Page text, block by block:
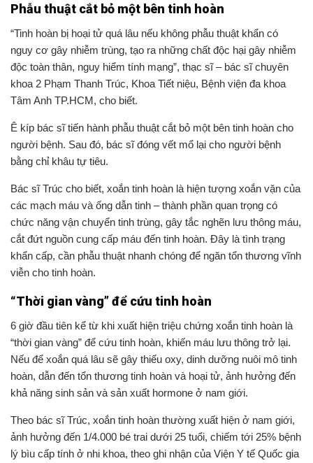
Phẫu thuật cắt bỏ một bên tinh hoàn
“Tinh hoàn bị hoại tử quá lâu nếu không phẫu thuật khẩn có
nguy cơ gây nhiễm trùng, tạo ra những chất độc hại gây nhiễm
độc toàn thân, nguy hiểm tính mạng”, thạc sĩ – bác sĩ chuyên
khoa 2 Phạm Thanh Trúc, Khoa Tiết niệu, Bệnh viện đa khoa
Tâm Anh TP.HCM, cho biết.
Ê kíp bác sĩ tiến hành phẫu thuật cắt bỏ một bên tinh hoàn cho
người bệnh. Sau đó, bác sĩ đóng vết mổ lại cho người bệnh
bằng chỉ khâu tự tiêu.
Bác sĩ Trúc cho biết, xoắn tinh hoàn là hiện tượng xoắn vặn của
các mạch máu và ống dẫn tinh – thành phần quan trọng có
chức năng vận chuyển tinh trùng, gây tắc nghẽn lưu thông máu,
cắt đứt nguồn cung cấp máu đến tinh hoàn. Đây là tình trạng
khẩn cấp, cần phẫu thuật nhanh chóng để ngăn tổn thương vĩnh
viễn cho tinh hoàn.
“Thời gian vàng” để cứu tinh hoàn
6 giờ đầu tiên kể từ khi xuất hiện triệu chứng xoắn tinh hoàn là
“thời gian vàng” để cứu tinh hoàn, khiến máu lưu thông trở lại.
Nếu để xoắn quá lâu sẽ gây thiếu oxy, dinh dưỡng nuôi mô tinh
hoàn, dẫn đến tổn thương tinh hoàn và hoại tử, ảnh hưởng đến
khả năng sinh sản và sản xuất hormone ở nam giới.
Theo bác sĩ Trúc, xoắn tinh hoàn thường xuất hiện ở nam giới,
ảnh hưởng đến 1/4.000 bé trai dưới 25 tuổi, chiếm tới 25% bệnh
lý bìu cấp tính ở nhi khoa, theo ghi nhận của Viện Y tế Quốc gia